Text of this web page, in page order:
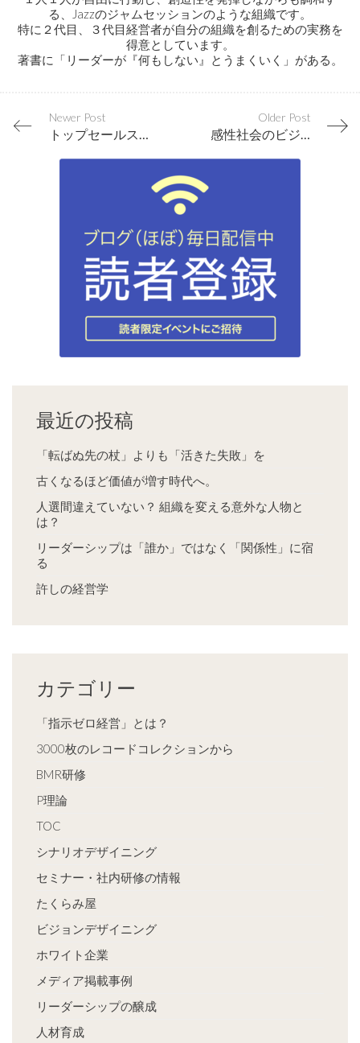
る、Jazzのジャムセッションのような組織です。
特に２代目、３代目経営者が自分の組織を創るための実務を
得意としています。
著書に「リーダーが『何もしない』とうまくいく」がある。
Newer Post Older Post
最近の投稿
「転ばぬ先の杖」よりも「活きた失敗」を
古くなるほど価値が増す時代へ。
人選間違えていない？ 組織を変える意外な人物と
は？
リーダーシップは「誰か」ではなく「関係性」に宿
る
許しの経営学
カテゴリー
「指示ゼロ経営」とは？
3000枚のレコードコレクションから
BMR研修
P理論
TOC
シナリオデザイニング
セミナー・社内研修の情報
たくらみ屋
ビジョンデザイニング
ホワイト企業
メディア掲載事例
リーダーシップの醸成
人材育成